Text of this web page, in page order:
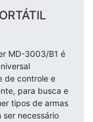
MD-3003/B1 é
de controle e
para busca e
tipos de armas
ser necessário